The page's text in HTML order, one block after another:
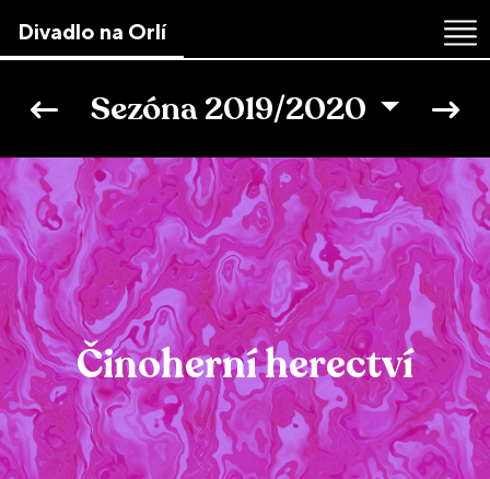
↷
Divadlo na Orlí
Sezóna 2019/2020
Činoherní herectví